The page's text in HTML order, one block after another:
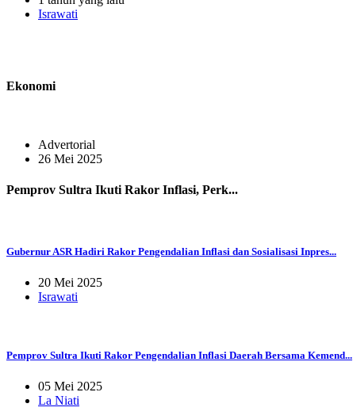
Israwati
Ekonomi
Advertorial
26 Mei 2025
Pemprov Sultra Ikuti Rakor Inflasi, Perk...
Gubernur ASR Hadiri Rakor Pengendalian Inflasi dan Sosialisasi Inpres...
20 Mei 2025
Israwati
Pemprov Sultra Ikuti Rakor Pengendalian Inflasi Daerah Bersama Kemend...
05 Mei 2025
La Niati